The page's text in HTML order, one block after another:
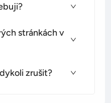
stránkách v
zrušit?